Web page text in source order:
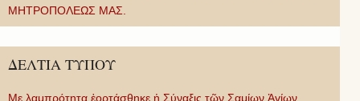
ΜΗΤΡΟΠΟΛΕΩΣ ΜΑΣ.
ΔΕΛΤΙΑ ΤΥΠΟΥ
Με λαμπρότητα ἑορτάσθηκε ἡ Σύναξις τῶν Σαμίων Ἁγίων